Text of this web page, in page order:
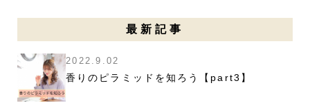
最新記事
2022.9.02
香りのピラミッドを知ろう【part3】